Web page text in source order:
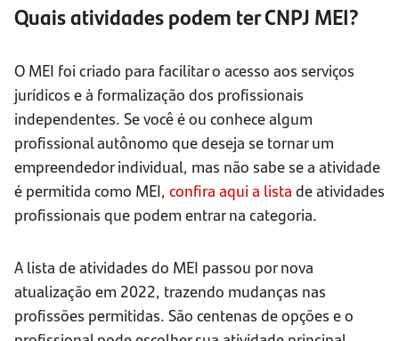
Quais atividades podem ter CNPJ MEI?
O MEI foi criado para facilitar o acesso aos serviços
jurídicos e à formalização dos profissionais
independentes. Se você é ou conhece algum
profissional autônomo que deseja se tornar um
empreendedor individual, mas não sabe se a atividade
é permitida como MEI, confira aqui a lista de atividades
profissionais que podem entrar na categoria.
A lista de atividades do MEI passou por nova
atualização em 2022, trazendo mudanças nas
profissões permitidas. São centenas de opções e o